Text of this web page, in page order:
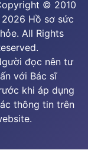
© 2010
Hồ sơ sức
All Rights
đọc nên tư
với Bác sĩ
khi áp dụng
thông tin trên